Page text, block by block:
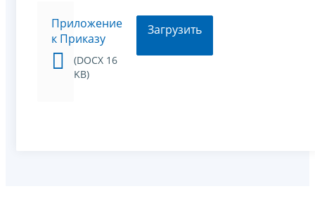
Приложение
к Приказу
(DOCX 16
KB)
Загрузить